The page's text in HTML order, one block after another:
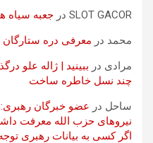
SLOT GACOR در جعبه سیاه
محمد در معرفی دره ستارگان
مرادی در ببینید | ژاله علو
چند نسل خاطره ساخت
ساحل در عضو خبرگان رهبری:
نیروهای حزب الله معرفت
اگر کسی به بیانات رهبری